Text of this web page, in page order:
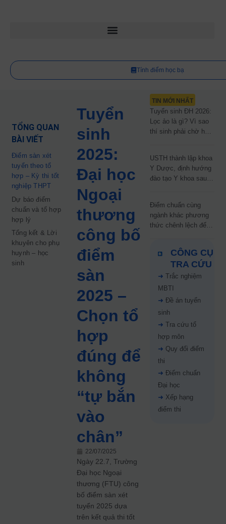
Tính điểm học bạ
TỔNG QUAN
BÀI VIẾT
Điểm sàn xét
tuyển theo tổ
hợp – Kỳ thi tốt
nghiệp THPT
Dự báo điểm
chuẩn và tổ hợp
hợp lý
Tổng kết & Lời
khuyên cho phụ
huynh – học
sinh
Tuyển
sinh
2025:
Đại học
Ngoại
thương
công bố
điểm
sàn
2025 –
Chọn tổ
hợp
đúng để
không
“tự bắn
vào
chân”
22/07/2025
Ngày 22.7, Trường
Đại học Ngoại
thương (FTU) công
bố điểm sàn xét
tuyển 2025 dựa
trên kết quả thi tốt
TIN MỚI NHẤT
Tuyển sinh ĐH 2026:
Lọc ảo là gì? Vì sao
thí sinh phải chờ hơn
USTH thành lập khoa
Y Dược, định hướng
đào tạo Y khoa sau
Điểm chuẩn cùng
ngành khác phương
thức chênh lệch đến
CÔNG CỤ
TRA CỨU
➜ Trắc nghiệm
MBTI
➜ Đề án tuyển
sinh
➜ Tra cứu tổ
hợp môn
➜ Quy đổi điểm
thi
➜ Điểm chuẩn
Đại học
➜ Xếp hạng
điểm thi